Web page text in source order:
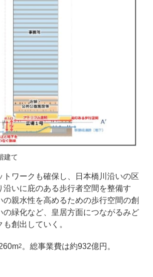
建て
トワークも確保し、日本橋川沿いの区
沿いに庇のある歩行者空間を整備す
の親水性を高めるための歩行空間の創
の緑化など、皇居方面につながるみど
創出していく。
2 。総事業費は約932億円。